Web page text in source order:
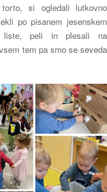
si ogledali lutkovno
po pisanem jesenskem
liste, peli in plesali na
tem pa smo se seveda